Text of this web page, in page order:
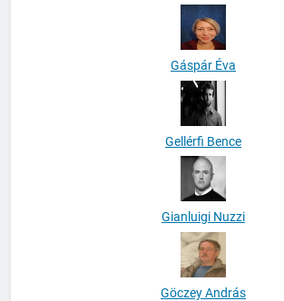
Gáspár Éva
Gellérfi Bence
Gianluigi Nuzzi
Göczey András